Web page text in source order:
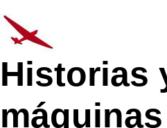
al
contenido
Historias
máquinas